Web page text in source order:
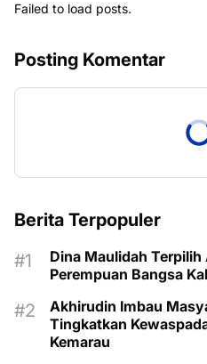
Failed to load posts.
Posting Komentar
Berita Terpopuler
Dina Maulidah
Perempuan Bangsa
Akhirudin Imbau
Tingkatkan
Kemarau